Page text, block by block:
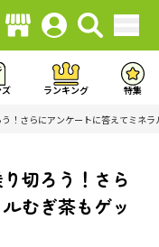
ランキング 特集
！さらにアンケートに答えてミネ
切ろう！さら
むぎ茶もゲッ